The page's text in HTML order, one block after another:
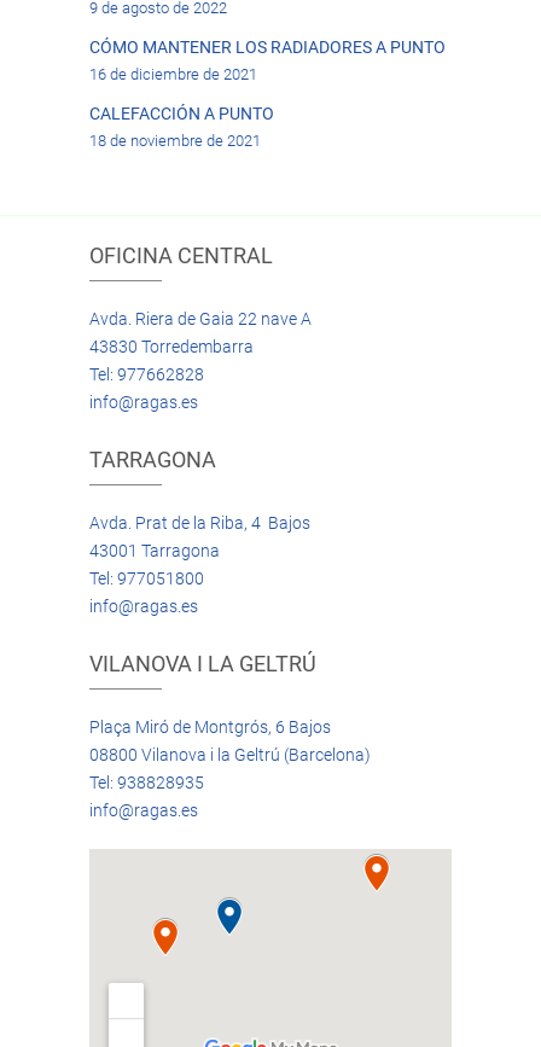
9 de agosto de 2022
CÓMO MANTENER LOS RADIADORES A PUNTO
16 de diciembre de 2021
CALEFACCIÓN A PUNTO
18 de noviembre de 2021
OFICINA CENTRAL
Avda. Riera de Gaia 22 nave A
43830 Torredembarra
Tel: 977662828
info@ragas.es
TARRAGONA
Avda. Prat de la Riba, 4 Bajos
43001 Tarragona
Tel: 977051800
info@ragas.es
VILANOVA I LA GELTRÚ
Plaça Miró de Montgrós, 6 Bajos
08800 Vilanova i la Geltrú (Barcelona)
Tel: 938828935
info@ragas.es